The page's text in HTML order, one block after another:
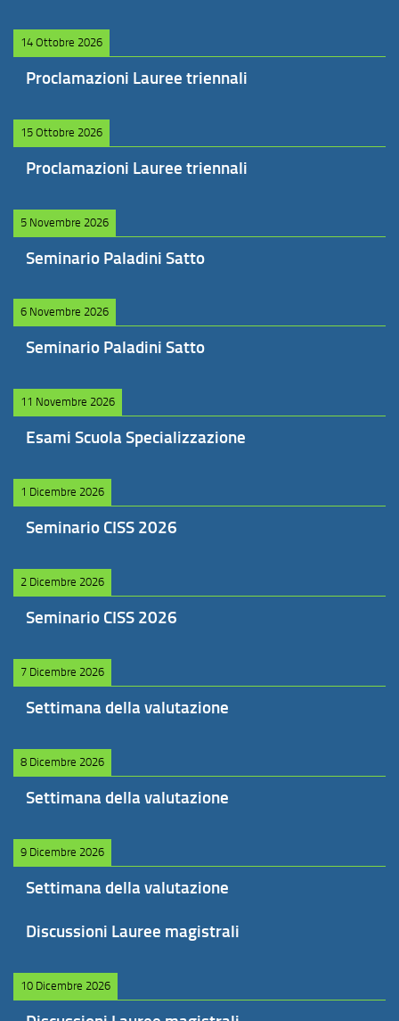
14 Ottobre 2026
Proclamazioni Lauree triennali
15 Ottobre 2026
Proclamazioni Lauree triennali
5 Novembre 2026
Seminario Paladini Satto
6 Novembre 2026
Seminario Paladini Satto
11 Novembre 2026
Esami Scuola Specializzazione
1 Dicembre 2026
Seminario CISS 2026
2 Dicembre 2026
Seminario CISS 2026
7 Dicembre 2026
Settimana della valutazione
8 Dicembre 2026
Settimana della valutazione
9 Dicembre 2026
Settimana della valutazione
Discussioni Lauree magistrali
10 Dicembre 2026